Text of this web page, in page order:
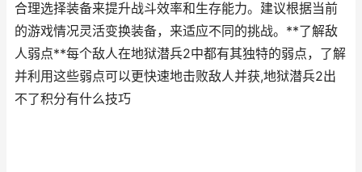
合理选择装备来提升战斗效率和生存能力。建议根据当前
的游戏情况灵活变换装备，来适应不同的挑战。**了解敌
人弱点**每个敌人在地狱潜兵2中都有其独特的弱点，了解
并利用这些弱点可以更快速地击败敌人并获,地狱潜兵2出
不了积分有什么技巧